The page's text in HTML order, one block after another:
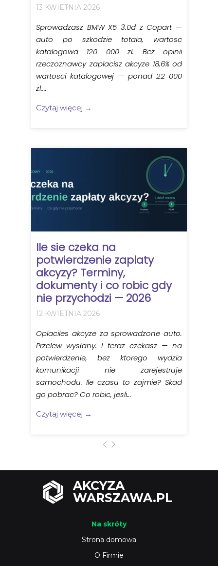
AKCYZA
WARSZAWA.PL
Na skróty
Strona domowa
O Firmie
13 KWIETNIA 2026
Sprowadzasz BMW X5 3.0d z Copart —
auto po szkodzie totala, wartosc
katalogowa 120 000 zl. Bez opinii
rzeczoznawcy zaplacisz akcyze 18,6% od
wartosci katalogowej — ponad 22 000
zl....
Czytaj więcej →
Ile sie czeka na
potwierdzenie zaplaty
akcyzy? Terminy,
dokumenty i co robic gdy
nie przychodzi — 2026
12 KWIETNIA 2026
Oplaciles akcyze za sprowadzone auto.
Przelew wysłany. I teraz czekasz — na
potwierdzenie, bez ktorego wydzia
komunikacji nie zarejestruje
samochodu. Ile czasu to zajmie? Skad
go pobrac? Co robic, jesli...
Czytaj więcej →